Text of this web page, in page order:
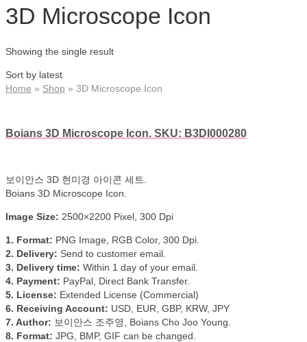
3D Microscope Icon
Showing the single result
Sort by latest
Home » Shop » 3D Microscope Icon
Boians 3D Microscope Icon. SKU: B3DI000280
보이안스 3D 현미경 아이콘 세트.
Boians 3D Microscope Icon.
Image Size: 2500×2200 Pixel, 300 Dpi
1. Format: PNG Image, RGB Color, 300 Dpi.
2. Delivery: Send to customer email.
3. Delivery time: Within 1 day of your email.
4. Payment: PayPal, Direct Bank Transfer.
5. License: Extended License (Commercial)
6. Receiving Account: USD, EUR, GBP, KRW, JPY
7. Author: 보이안스 조주영, Boians Cho Joo Young.
8. Format: JPG, BMP, GIF can be changed.